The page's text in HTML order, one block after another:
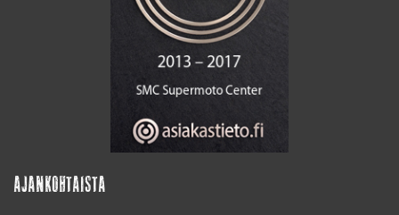
AJANKOHTAISTA